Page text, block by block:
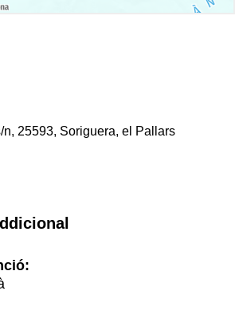
n, 25593, Soriguera, el Pallars